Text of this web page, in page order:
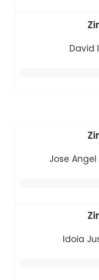
David
Jose
Idoia